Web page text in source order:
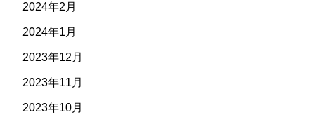
2024年2月
2024年1月
2023年12月
2023年11月
2023年10月